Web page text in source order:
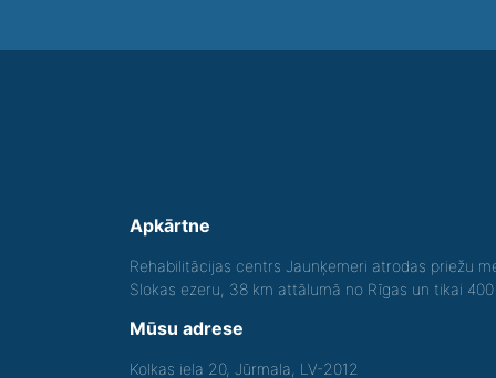
Apkārtne
Rehabilitācijas centrs Jaunķemeri atrodas priežu
Slokas ezeru, 38 km attālumā no Rīgas un tikai
Mūsu adrese
Kolkas iela 20, Jūrmala, LV-2012